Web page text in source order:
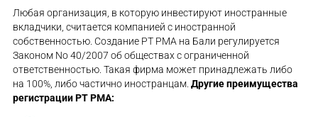
Любая организация, в которую инвестируют иностранные
вкладчики, считается компанией с иностранной
собственностью. Создание PT PMA на Бали регулируется
Законом No 40/2007 об обществах с ограниченной
ответственностью. Такая фирма может принадлежать либо
на 100%, либо частично иностранцам.Другие преимущества
регистрации PT PMA: